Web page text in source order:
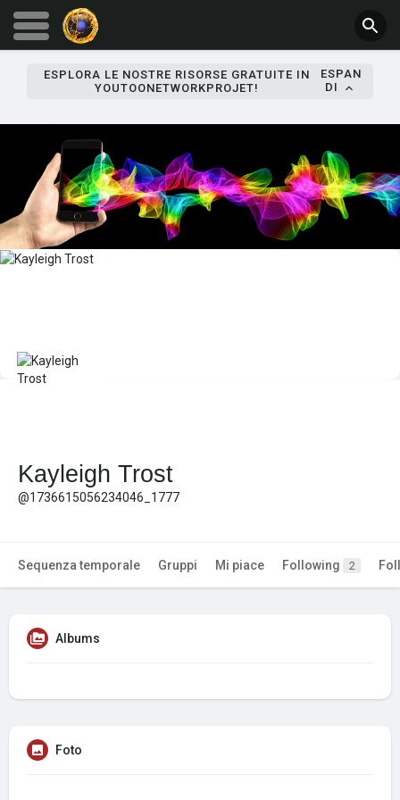
ESPLORA LE NOSTRE RISORSE GRATUITE IN
YOUTOONETWORKPROJET!
ESPAN
DI
Kayleigh Trost
@1736615056234046_1777
Sequenza temporale Gruppi Mi piace Following 2
Albums
Foto